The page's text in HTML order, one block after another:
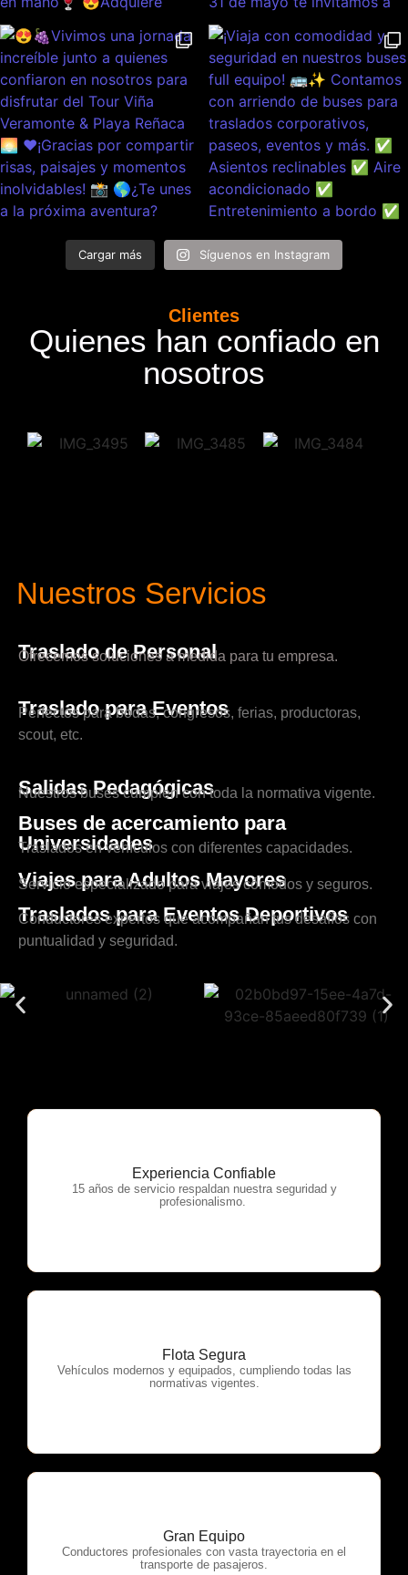
Cargar más Síguenos en Instagram
Clientes
Quienes han confiado en
nosotros
Nuestros Servicios
Traslado de Personal
Ofrecemos soluciones a medida para tu empresa.
Traslado para Eventos
Perfectos para bodas, congresos, ferias, productoras,
scout, etc.
Salidas Pedagógicas
Nuestros buses cumplen con toda la normativa vigente.
Buses de acercamiento para
Universidades
Traslados en vehículos con diferentes capacidades.
Viajes para Adultos Mayores
Servicio especializado para viajes cómodos y seguros.
Traslados para Eventos Deportivos
Conductores expertos que acompañan tus desafíos con
puntualidad y seguridad.
Experiencia Confiable
15 años de servicio respaldan nuestra seguridad y
profesionalismo.
OTP Servicios
Flota Segura
Vehículos modernos y equipados, cumpliendo todas las
normativas vigentes.
OTP Servicios
Gran Equipo
Conductores profesionales con vasta trayectoria en el
transporte de pasajeros.
OTP Servicios